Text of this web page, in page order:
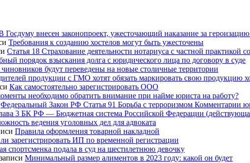
Госдуму внесен законопроект, ужесточающий наказание за
Требования к созданию хостелов могут быть ужесточены
Статья 18 Страхование деятельности нотариуса с частной практикой
порядок взыскания долга с юридического лица по договору в суде
чиновников будут переведены на новые столичные территории
продукции с ГМО хотят обязать маркировать свою продукцию
Как самостоятельно зарегистрировать ООО
необходимо обратить внимание при найме юриста на работу?
Федеральный Закон РФ Статья 91 Борьба с терроризмом Комментарии
3 БК РФ — Бюджетная система Российской Федерации
ведения уголовных дел для адвоката
Правила оформления товарной накладной
зарегистрировать ИП по временной регистрации
спортсменка подала в суд на шестилетнюю девочку
Минимальный размер алиментов в 2023 году: какой он будет